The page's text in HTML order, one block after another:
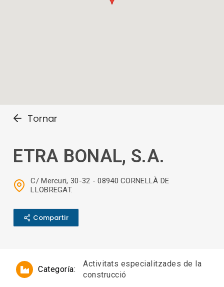
Tornar
ETRA BONAL, S.A.
C/ Mercuri, 30-32 - 08940 CORNELLÀ DE
LLOBREGAT.
Compartir
Categoría:
Activitats especialitzades de la
construcció